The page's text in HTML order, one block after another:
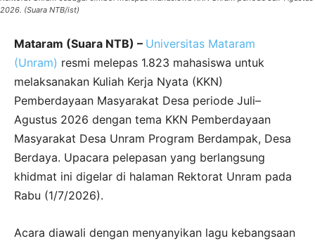
2026. (Suara NTB/ist)
Mataram (Suara NTB) – Universitas Mataram
(Unram) resmi melepas 1.823 mahasiswa untuk
melaksanakan Kuliah Kerja Nyata (KKN)
Pemberdayaan Masyarakat Desa periode Juli–
Agustus 2026 dengan tema KKN Pemberdayaan
Masyarakat Desa Unram Program Berdampak, Desa
Berdaya. Upacara pelepasan yang berlangsung
khidmat ini digelar di halaman Rektorat Unram pada
Rabu (1/7/2026).
Acara diawali dengan menyanyikan lagu kebangsaan